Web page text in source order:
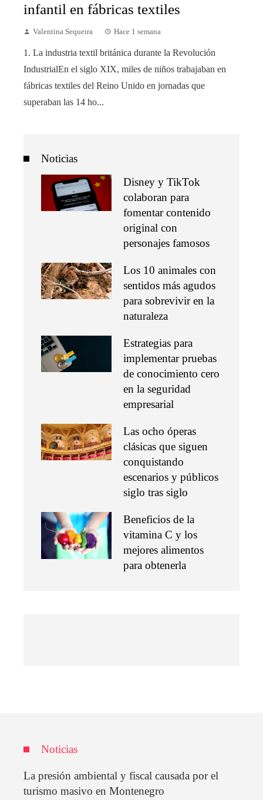
infantil en fábricas textiles
Valentina Sequeira Hace 1 semana
1. La industria textil británica durante la Revolución
IndustrialEn el siglo XIX, miles de niños trabajaban en
fábricas textiles del Reino Unido en jornadas que
superaban las 14 ho...
Noticias
Disney y TikTok
colaboran para
fomentar contenido
original con
personajes famosos
Los 10 animales con
sentidos más agudos
para sobrevivir en la
naturaleza
Estrategias para
implementar pruebas
de conocimiento cero
en la seguridad
empresarial
Las ocho óperas
clásicas que siguen
conquistando
escenarios y públicos
siglo tras siglo
Beneficios de la
vitamina C y los
mejores alimentos
para obtenerla
Noticias
La presión ambiental y fiscal causada por el
turismo masivo en Montenegro